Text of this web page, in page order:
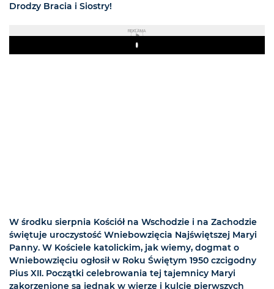
Drodzy Bracia i Siostry!
REKLAMA
Play
W środku sierpnia Kościół na Wschodzie i na Zachodzie
świętuje uroczystość Wniebowzięcia Najświętszej Maryi
Panny. W Kościele katolickim, jak wiemy, dogmat o
Wniebowzięciu ogłosił w Roku Świętym 1950 czcigodny
Pius XII. Początki celebrowania tej tajemnicy Maryi
zakorzenione są jednak w wierze i kulcie pierwszych